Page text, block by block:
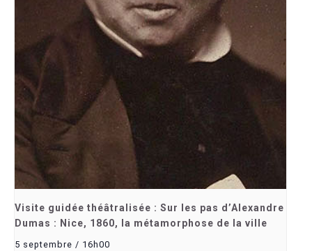
Visite guidée théâtralisée : Sur les pas d’Alexandre
Dumas : Nice, 1860, la métamorphose de la ville
5 septembre / 16h00